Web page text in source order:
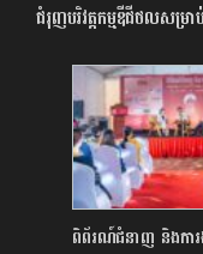
ជំរុញបរិវត្តកម្មឌីជីថលសម្
ពិព័រណ៍ជំនាញ និងកា